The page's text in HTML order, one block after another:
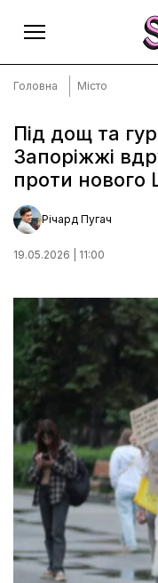
Головна
Тексти
Спецпроєкти
Slow news
Про нас
Редакційна
Правила
Документи
Головна Місто
Під дощ та
Запоріжжі
проти нового
Річард Пугач
19.05.2026 | 11:00